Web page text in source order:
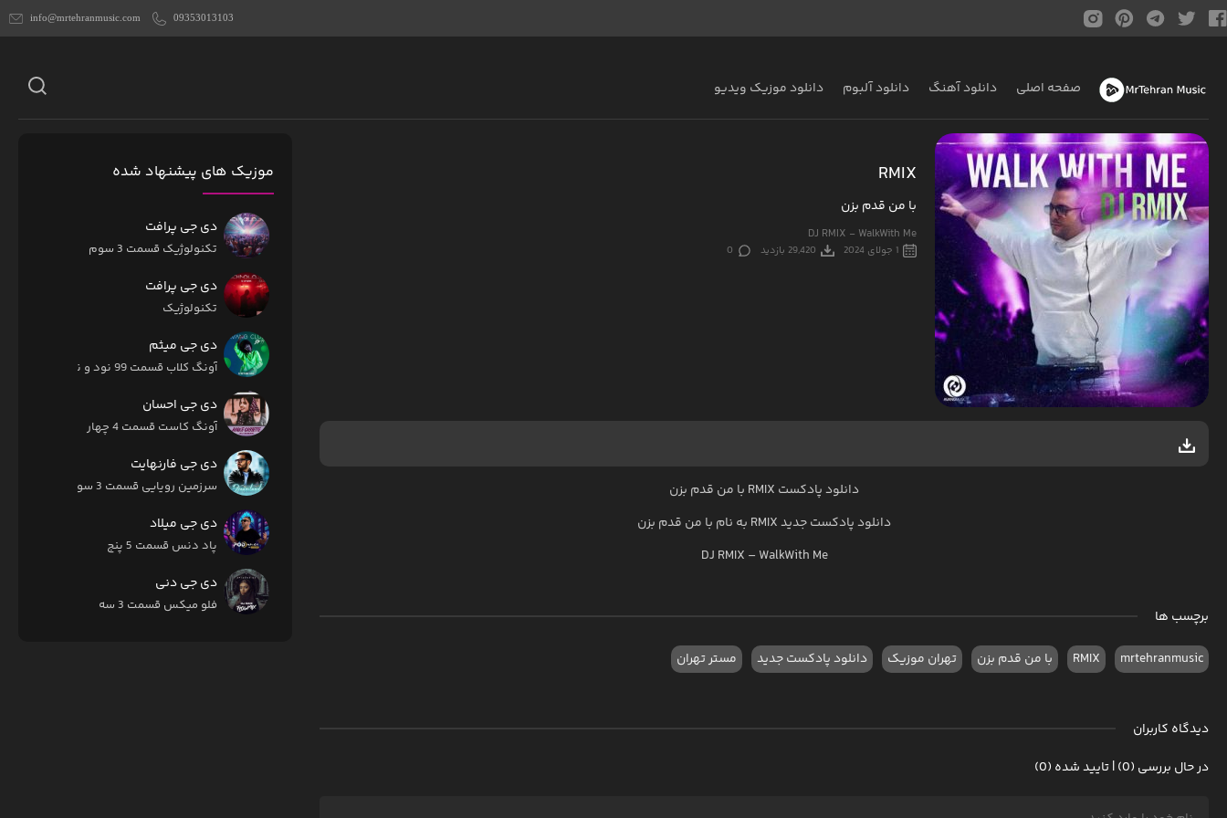
info@mrtehranmusic.com 09353013103
صفحه اصلی دانلود آهنگ دانلود آلبوم دانلود موزیک ویدیو
RMIX
با من قدم بزن
DJ RMIX - WalkWith Me
1 جولای 2024 29,420 بازدید 0
دانلود پادکست RMIX با من قدم بزن
دانلود پادکست جدید
DJ RMIX – WalkWith Me
برچسب ها
mrtehranmusic
RMIX با من قدم بزن تهران موزیک دانلود پادکست جدید مستر تهران
دیدگاه کاربران
در حال بررسی (0) | تایید شده (0)
موزیک های پیشنهاد شده
دی جی پرافت
تکنولوژیک قسمت 3 سوم
دی جی پرافت
تکنولوژیک
دی جی میثم
آونگ کلاب قسمت 99 نود و نه
دی جی احسان
آونگ کاست قسمت 4 چهار
دی جی فارنهایت
سرزمین رویایی قسمت 3 سوم
دی جی میلاد
پاد دنس قسمت 5 پنج
دی جی دنی
فلو میکس قسمت 3 سه